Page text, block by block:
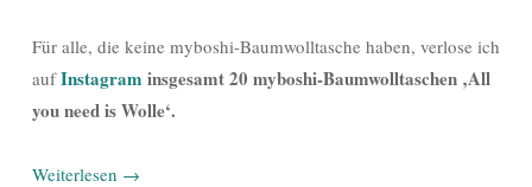
Für alle, die keine myboshi-Baumwolltasche haben, verlose ich
aufInstagram insgesamt 20 myboshi-Baumwolltaschen ‚All
you need is Wolle‘.
Weiterlesen →